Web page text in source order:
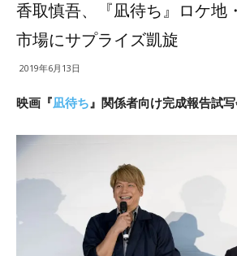
香取慎吾、『凪待ち』ロケ地
市場にサプライズ凱旋
2019年6月13日
映画『凪待ち 』関係者向け完成報告試写